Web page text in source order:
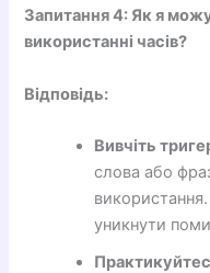
Запитання 4: Як я
використанні часів?
Відповідь:
Вивчіть
слова або
уникнути